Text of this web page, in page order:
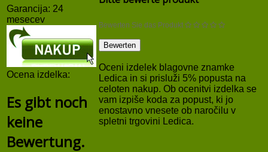
Garancija: 24
mesecev
Ocena izdelka:
Es gibt noch
keine
Bewertung.
Bewerten Sie das Produkt
Oceni izdelek blagovne znamke
Ledica in si prisluži 5% popusta na
celoten nakup. Ob ocenitvi izdelka se
vam izpiše koda za popust, ki jo
enostavno vnesete ob naročilu v
spletni trgovini Ledica.